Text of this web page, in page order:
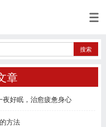
章
好眠，治愈疲惫身心
方法